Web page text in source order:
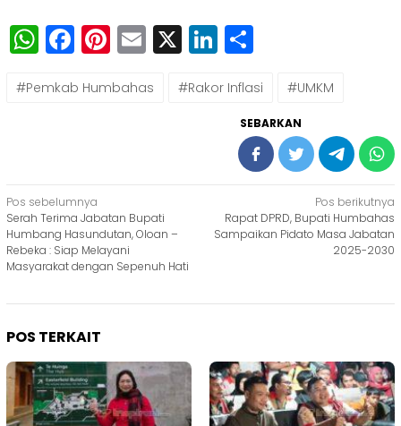
WhatsApp
Facebook
Pinterest
Email
X LinkedIn
#Pemkab Humbahas #Rakor Inflasi #UMKM
SEBARKAN
Navigasi
pos
Pos sebelumnya
Serah Terima Jabatan Bupati
Humbang Hasundutan, Oloan –
Rebeka : Siap Melayani
Masyarakat dengan Sepenuh Hati
Pos berikutnya
Rapat DPRD, Bupati Humbahas
Sampaikan Pidato Masa Jabatan
2025-2030
POS TERKAIT